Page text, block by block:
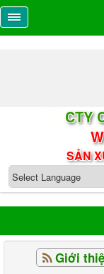
CTY
SẢN
Giới